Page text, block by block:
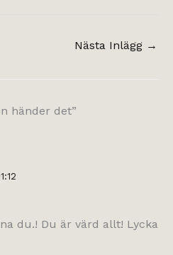
Nästa Inlägg →
händer det”
du.! Du är värd allt! Lycka